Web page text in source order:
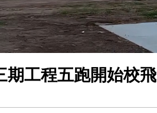
期工程五跑開始校飛